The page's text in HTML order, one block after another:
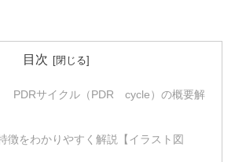
目次
サイクル（PDR cycle）の概要解
徴をわかりやすく解説【イラスト図